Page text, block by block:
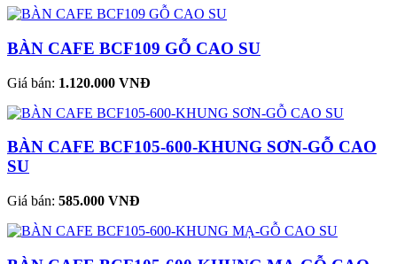
BÀN CAFE BCF109 GỖ CAO SU
Giá bán: 1.120.000 VNĐ
BÀN CAFE BCF105-600-KHUNG SƠN-GỖ CAO
SU
Giá bán: 585.000 VNĐ